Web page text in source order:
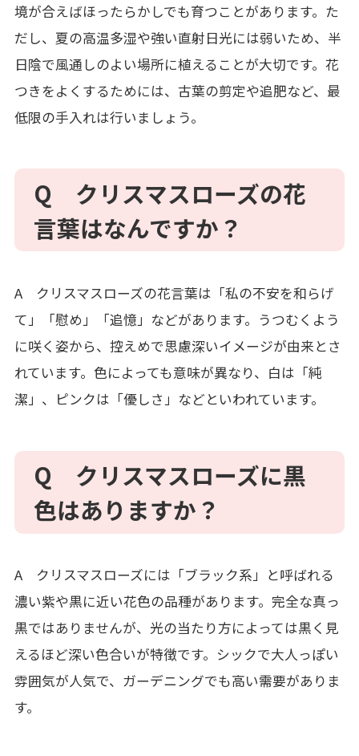
境が合えばほったらかしでも育つことがあります。た
だし、夏の高温多湿や強い直射日光には弱いため、半
日陰で風通しのよい場所に植えることが大切です。花
つきをよくするためには、古葉の剪定や追肥など、最
低限の手入れは行いましょう。
Q クリスマスローズの花
言葉はなんですか？
A クリスマスローズの花言葉は「私の不安を和らげ
て」「慰め」「追憶」などがあります。うつむくよう
に咲く姿から、控えめで思慮深いイメージが由来とさ
れています。色によっても意味が異なり、白は「純
潔」、ピンクは「優しさ」などといわれています。
Q クリスマスローズに黒
色はありますか？
A クリスマスローズには「ブラック系」と呼ばれる
濃い紫や黒に近い花色の品種があります。完全な真っ
黒ではありませんが、光の当たり方によっては黒く見
えるほど深い色合いが特徴です。シックで大人っぽい
雰囲気が人気で、ガーデニングでも高い需要がありま
す。